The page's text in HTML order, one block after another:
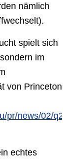
nämlich
spielt sich
im
von Princeton
pr/news/02/q2/
echtes